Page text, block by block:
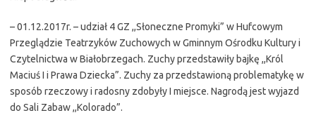
– 01.12.2017r. – udział 4 GZ ,,Słoneczne Promyki” w Hufcowym
Przeglądzie Teatrzyków Zuchowych w Gminnym Ośrodku Kultury i
Czytelnictwa w Białobrzegach. Zuchy przedstawiły bajkę ,,Król
Maciuś I i Prawa Dziecka”. Zuchy za przedstawioną problematykę w
sposób rzeczowy i radosny zdobyły I miejsce. Nagrodą jest wyjazd
do Sali Zabaw ,,Kolorado”.